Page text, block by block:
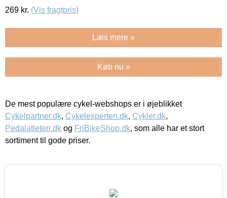
269 kr. (Vis fragtpris)
Læs mere »
Køb nu »
De mest populære cykel-webshops er i øjeblikket
Cykelpartner.dk, Cykelexperten.dk, Cykler.dk,
Pedalatleten.dk og FriBikeShop.dk, som alle har et stort
sortiment til gode priser.